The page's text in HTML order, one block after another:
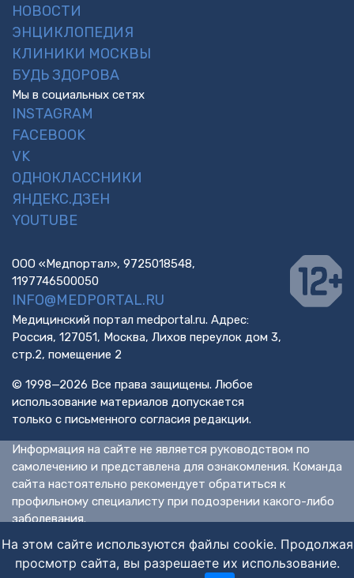
НОВОСТИ
ЭНЦИКЛОПЕДИЯ
КЛИНИКИ МОСКВЫ
БУДЬ ЗДОРОВА
Мы в социальных сетях
INSTAGRAM
FACEBOOK
VK
ОДНОКЛАССНИКИ
ЯНДЕКС.ДЗЕН
YOUTUBE
ООО «Медпортал», 9725018548,
1197746500050
INFO@MEDPORTAL.RU
Медицинский портал medportal.ru. Адрес:
Россия, 127051, Москва, Лихов переулок дом 3,
стр.2, помещение 2
© 1998—2026 Все права защищены. Любое
использование материалов допускается
только с письменного согласия редакции.
Информация на сайте не является руководством по
самолечению и представлена для ознакомления. Команда
сайта настоятельно рекомендует обратиться к
профильному специалисту при подозрении какого-либо
заболевания.
ИМЕЮТСЯ ПРОТИВОПОКАЗАНИЯ. НЕОБХОДИМА
КОНСУЛЬТАЦИЯ СПЕЦИАЛИСТА.
На этом сайте используются файлы cookie. Продолжая
просмотр сайта, вы разрешаете их использование.